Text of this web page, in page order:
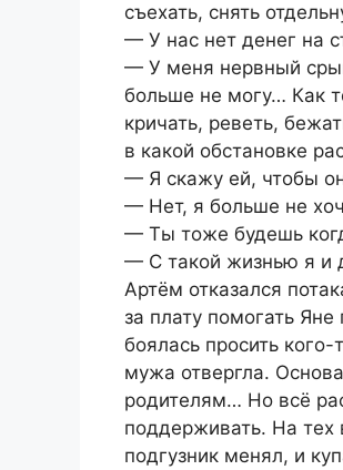
съехать, снять
— У нас нет денег на
— У меня нервный
больше не могу… Как
кричать, реветь,
в какой обстановке
— Я скажу ей, чтобы
— Нет, я больше не
— Ты тоже будешь
— С такой жизнью я и
Артём отказался
за плату помогать
боялась просить
мужа отвергла.
родителям… Но всё
поддерживать. На тех
подгузник менял, и